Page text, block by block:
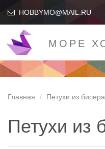
HOBBYMO@MAIL.RU
МОРЕ
Главная Петухи из бисера
Петухи из